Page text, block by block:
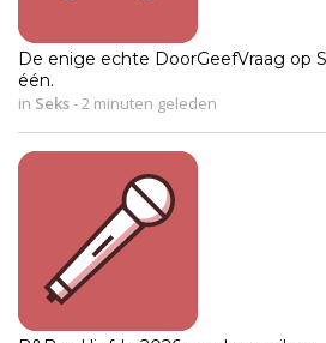
De enige echte DoorGeefVraag op
één.
in Seks- 2 minuten geleden